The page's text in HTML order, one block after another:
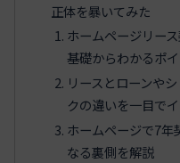
正体を暴いてみた
ホームページリー
基礎からわかるポ
リースとローンや
クの違いを一目で
ホームページで7年
なる裏側を解説